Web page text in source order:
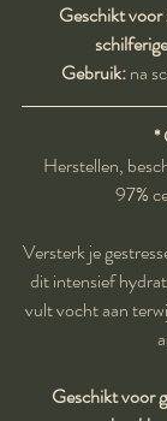
Geschikt voor
Gebruik: na
*
Herstellen,
97%
Versterk je
dit intensief
vult vocht aan
Geschikt voor